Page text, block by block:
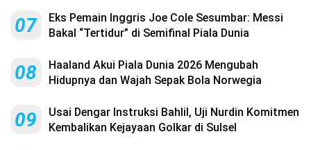
07
Eks Pemain Inggris Joe Cole Sesumbar: Messi
Bakal “Tertidur” di Semifinal Piala Dunia
08
Haaland Akui Piala Dunia 2026 Mengubah
Hidupnya dan Wajah Sepak Bola Norwegia
09
Usai Dengar Instruksi Bahlil, Uji Nurdin Komitmen
Kembalikan Kejayaan Golkar di Sulsel